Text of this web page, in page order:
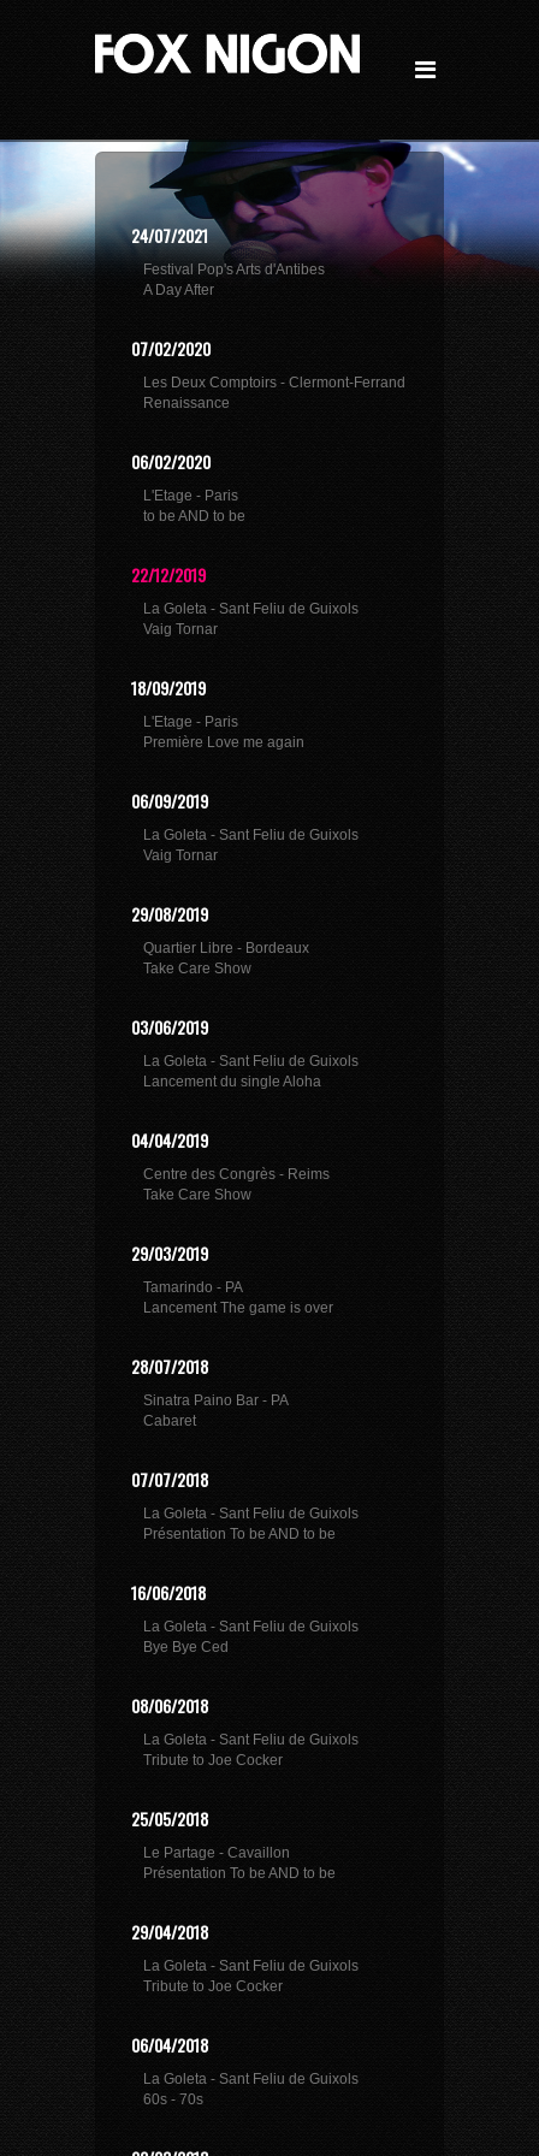
24/07/2021
Festival Pop's Arts d'Antibes
A Day After
07/02/2020
Les Deux Comptoirs - Clermont-Ferrand
Renaissance
06/02/2020
L'Etage - Paris
to be AND to be
22/12/2019
La Goleta - Sant Feliu de Guixols
Vaig Tornar
18/09/2019
L'Etage - Paris
Première Love me again
06/09/2019
La Goleta - Sant Feliu de Guixols
Vaig Tornar
29/08/2019
Quartier Libre - Bordeaux
Take Care Show
03/06/2019
La Goleta - Sant Feliu de Guixols
Lancement du single Aloha
04/04/2019
Centre des Congrès - Reims
Take Care Show
29/03/2019
Tamarindo - PA
Lancement The game is over
28/07/2018
Sinatra Paino Bar - PA
Cabaret
07/07/2018
La Goleta - Sant Feliu de Guixols
Présentation To be AND to be
16/06/2018
La Goleta - Sant Feliu de Guixols
Bye Bye Ced
08/06/2018
La Goleta - Sant Feliu de Guixols
Tribute to Joe Cocker
25/05/2018
Le Partage - Cavaillon
Présentation To be AND to be
29/04/2018
La Goleta - Sant Feliu de Guixols
Tribute to Joe Cocker
06/04/2018
La Goleta - Sant Feliu de Guixols
60s - 70s